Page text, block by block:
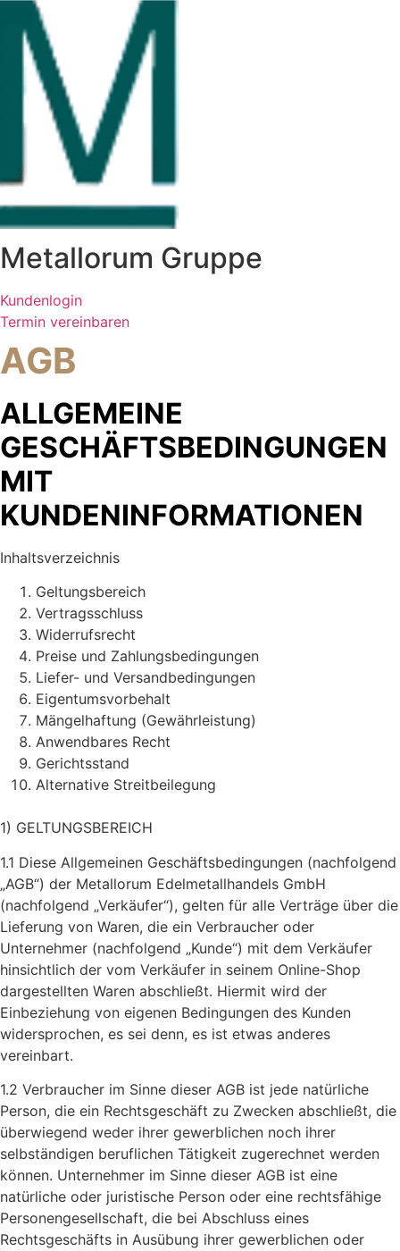
Inhalt
springen
Metallorum Gruppe
Kundenlogin
Termin vereinbaren
AGB
ALLGEMEINE
GESCHÄFTSBEDINGUNGEN
MIT
KUNDENINFORMATIONEN
Inhaltsverzeichnis
Geltungsbereich
Vertragsschluss
Widerrufsrecht
Preise und Zahlungsbedingungen
Liefer- und Versandbedingungen
Eigentumsvorbehalt
Mängelhaftung (Gewährleistung)
Anwendbares Recht
Gerichtsstand
Alternative Streitbeilegung
1) GELTUNGSBEREICH
1.1 Diese Allgemeinen Geschäftsbedingungen (nachfolgend
„AGB“) der Metallorum Edelmetallhandels GmbH
(nachfolgend „Verkäufer“), gelten für alle Verträge über die
Lieferung von Waren, die ein Verbraucher oder
Unternehmer (nachfolgend „Kunde“) mit dem Verkäufer
hinsichtlich der vom Verkäufer in seinem Online-Shop
dargestellten Waren abschließt. Hiermit wird der
Einbeziehung von eigenen Bedingungen des Kunden
widersprochen, es sei denn, es ist etwas anderes
vereinbart.
1.2 Verbraucher im Sinne dieser AGB ist jede natürliche
Person, die ein Rechtsgeschäft zu Zwecken abschließt, die
überwiegend weder ihrer gewerblichen noch ihrer
selbständigen beruflichen Tätigkeit zugerechnet werden
können. Unternehmer im Sinne dieser AGB ist eine
natürliche oder juristische Person oder eine rechtsfähige
Personengesellschaft, die bei Abschluss eines
Rechtsgeschäfts in Ausübung ihrer gewerblichen oder